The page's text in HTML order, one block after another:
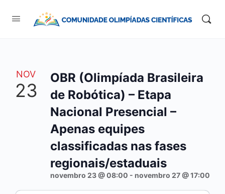
NOV
23
OBR (Olimpíada Brasileira
de Robótica) – Etapa
Nacional Presencial –
Apenas equipes
classificadas nas fases
regionais/estaduais
novembro 23 @ 08:00 - novembro 27 @ 17:00